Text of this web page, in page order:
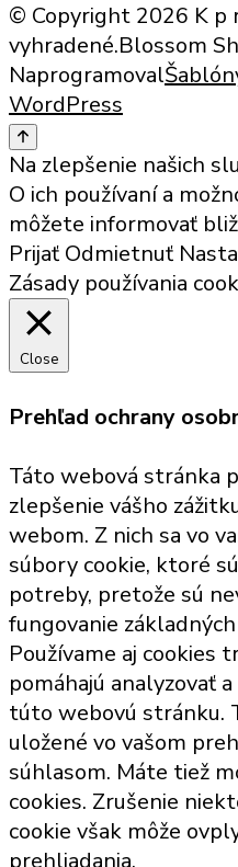
© Copyright 2026 K p
vyhradené.Blossom
Naprogramoval
WordPress
Na zlepšenie našich
O ich používaní a
môžete informovať
Prijať Odmietnuť
Zásady používania
Close
Prehľad ochrany
Táto webová stránka
zlepšenie vášho
webom. Z nich sa vo
súbory cookie, ktoré
potreby, pretože sú
fungovanie
Používame aj cookies
pomáhajú analyzovať
túto webovú stránku.
uložené vo vašom
súhlasom. Máte tiež
cookies. Zrušenie
cookie však môže
prehliadania.